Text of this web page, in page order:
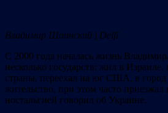
Владимир Шаинский | Delfi
С 2000 года началась жизнь
несколько государств: жил в
страны, переехал на юг США, в
жительство, при этом часто
ностальгией говорил об Украине.